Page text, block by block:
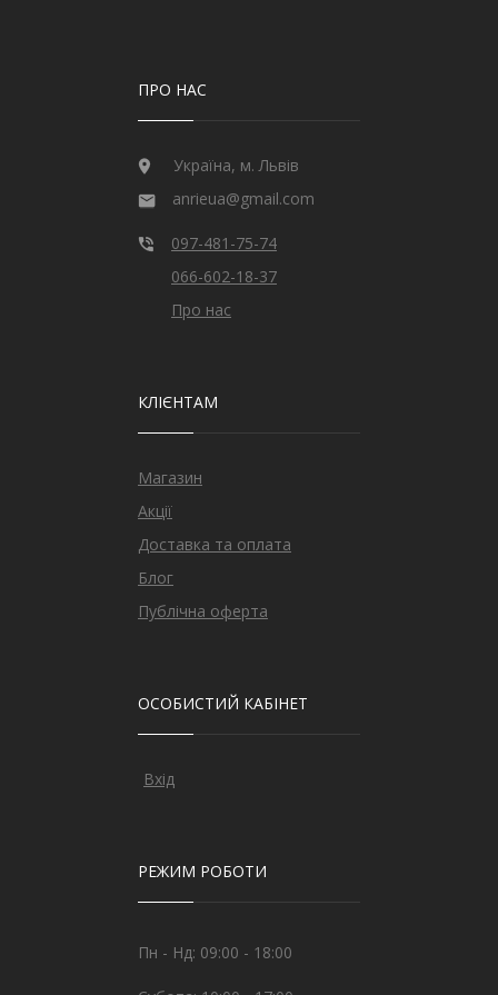
ПРО НАС
Україна, м. Львів
anrieua@gmail.com
097-481-75-74
066-602-18-37
Про нас
КЛІЄНТАМ
Магазин
Акції
Доставка та оплата
Блог
Публічна оферта
ОСОБИСТИЙ КАБІНЕТ
Вхід
РЕЖИМ РОБОТИ
Пн - Нд: 09:00 - 18:00